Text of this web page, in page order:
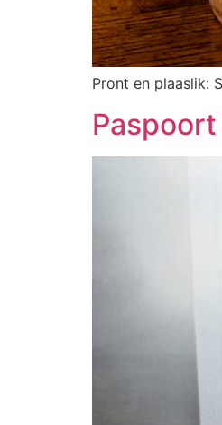
Pront en plaaslik: